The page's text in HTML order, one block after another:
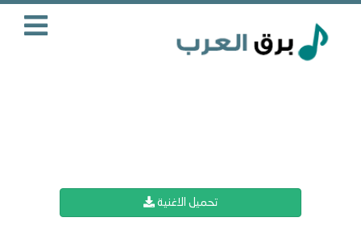
تحميل الاغنية